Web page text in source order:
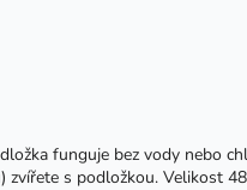
funguje bez vody nebo
zvířete s podložkou. Velikost